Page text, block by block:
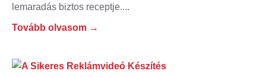
lemaradás biztos receptje.
Tovább olvasom →